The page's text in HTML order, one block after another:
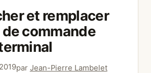
et remplacer
commande
par Jean-Pierre Lambelet